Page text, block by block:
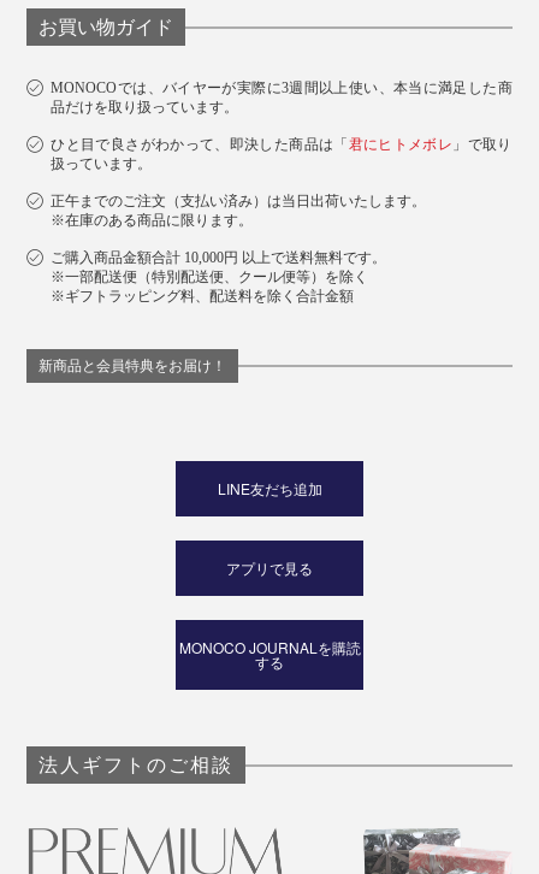
お買い物ガイド
MONOCOでは、バイヤーが実際に3週間以上使い、本当に満足した商
品だけを取り扱っています。
ひと目で良さがわかって、即決した商品は「 君にヒトメボレ 」で取り
扱っています。
正午までのご注文（支払い済み）は当日出荷いたします。
※在庫のある商品に限ります。
ご購入商品金額合計 10,000円 以上で送料無料です。
※一部配送便（特別配送便、クール便等）を除く
※ギフトラッピング料、配送料を除く合計金額
新商品と会員特典をお届け！
LINE友だち追加
アプリで見る
MONOCO JOURNALを購読
する
法人ギフトのご相談